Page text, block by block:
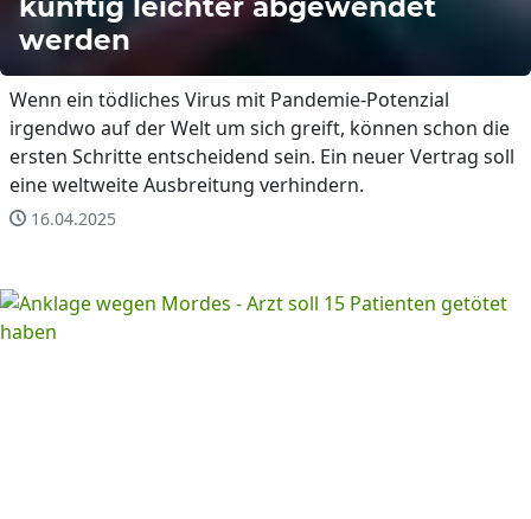
werden
Wenn ein tödliches Virus mit Pandemie-Potenzial
irgendwo auf der Welt um sich greift, können schon die
ersten Schritte entscheidend sein. Ein neuer Vertrag soll
eine weltweite Ausbreitung verhindern.
16.04.2025